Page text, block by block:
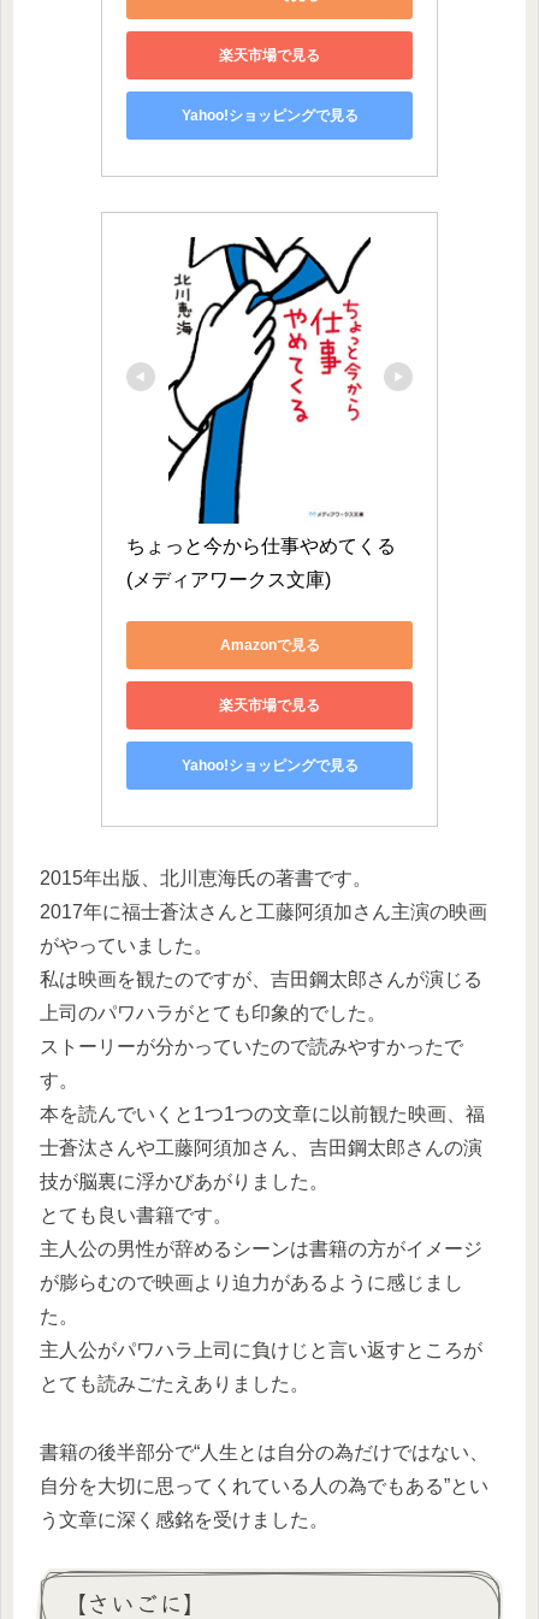
楽天市場で見る
Yahoo!ショッピングで見る
ちょっと今から仕事やめてくる
(メディアワークス文庫)
Amazonで見る
楽天市場で見る
Yahoo!ショッピングで見る
2015年出版、北川恵海氏の著書です。
2017年に福士蒼汰さんと工藤阿須加さん主演の映画
がやっていました。
私は映画を観たのですが、吉田鋼太郎さんが演じる
上司のパワハラがとても印象的でした。
ストーリーが分かっていたので読みやすかったで
す。
本を読んでいくと1つ1つの文章に以前観た映画、福
士蒼汰さんや工藤阿須加さん、吉田鋼太郎さんの演
技が脳裏に浮かびあがりました。
とても良い書籍です。
主人公の男性が辞めるシーンは書籍の方がイメージ
が膨らむので映画より迫力があるように感じまし
た。
主人公がパワハラ上司に負けじと言い返すところが
とても読みごたえありました。
書籍の後半部分で“人生とは自分の為だけではない、
自分を大切に思ってくれている人の為でもある”とい
う文章に深く感銘を受けました。
【さいごに】